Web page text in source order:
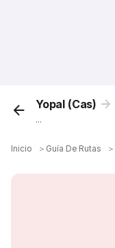
Yopal (Cas)
...
Inicio ＞ Guía De Rutas ＞